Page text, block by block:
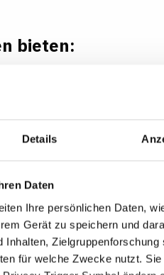
Details
Daten
Ihre persönlichen Daten,
Gerät zu speichern und
Inhalten,
für welche Zwecke nutzt.
bieten:
Zusammenarbeit,
durch mobiles
und Fachberatung
mit
Jobrad, Urban Sports
Mitarbeiterevents,